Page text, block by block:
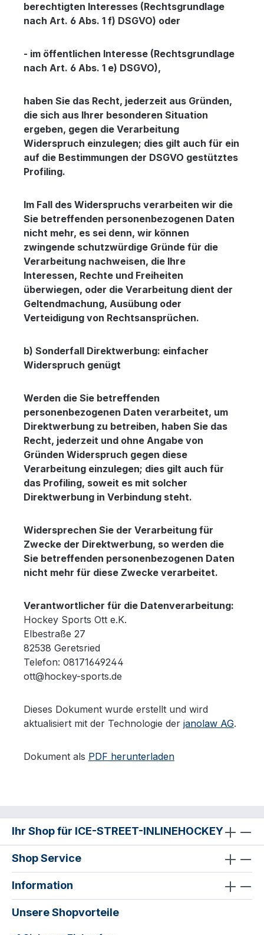
berechtigten Interesses (Rechtsgrundlage
nach Art. 6 Abs. 1 f) DSGVO) oder
- im öffentlichen Interesse (Rechtsgrundlage
nach Art. 6 Abs. 1 e) DSGVO),
haben Sie das Recht, jederzeit aus Gründen,
die sich aus Ihrer besonderen Situation
ergeben, gegen die Verarbeitung
Widerspruch einzulegen; dies gilt auch für ein
auf die Bestimmungen der DSGVO gestütztes
Profiling.
Im Fall des Widerspruchs verarbeiten wir die
Sie betreffenden personenbezogenen Daten
nicht mehr, es sei denn, wir können
zwingende schutzwürdige Gründe für die
Verarbeitung nachweisen, die Ihre
Interessen, Rechte und Freiheiten
überwiegen, oder die Verarbeitung dient der
Geltendmachung, Ausübung oder
Verteidigung von Rechtsansprüchen.
b) Sonderfall Direktwerbung: einfacher
Widerspruch genügt
Werden die Sie betreffenden
personenbezogenen Daten verarbeitet, um
Direktwerbung zu betreiben, haben Sie das
Recht, jederzeit und ohne Angabe von
Gründen Widerspruch gegen diese
Verarbeitung einzulegen; dies gilt auch für
das Profiling, soweit es mit solcher
Direktwerbung in Verbindung steht.
Widersprechen Sie der Verarbeitung für
Zwecke der Direktwerbung, so werden die
Sie betreffenden personenbezogenen Daten
nicht mehr für diese Zwecke verarbeitet.
Verantwortlicher für die Datenverarbeitung:
Hockey Sports Ott e.K.
Elbestraße 27
82538 Geretsried
Telefon: 08171649244
ott@hockey-sports.de
Dieses Dokument wurde erstellt und wird
aktualisiert mit der Technologie der janolaw AG.
Dokument als PDF herunterladen
Ihr Shop für ICE-STREET-INLINEHOCKEY
Shop Service
Information
Unsere Shopvorteile